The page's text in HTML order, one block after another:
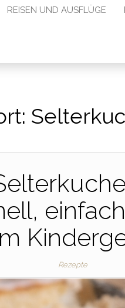
REISEN UND AUSFLÜGE
Rezepte